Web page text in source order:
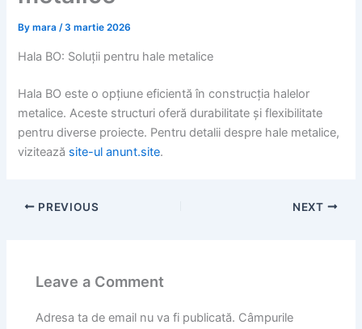
Bymara/3 martie 2026
Hala BO: Soluții pentru hale metalice
Hala BO este o opțiune eficientă în construcția halelor
metalice. Aceste structuri oferă durabilitate și flexibilitate
pentru diverse proiecte. Pentru detalii despre hale metalice,
vizitează site-ul anunt.site.
PREVIOUS NEXT
Leave a Comment
Adresa ta de email nu va fi publicată. Câmpurile